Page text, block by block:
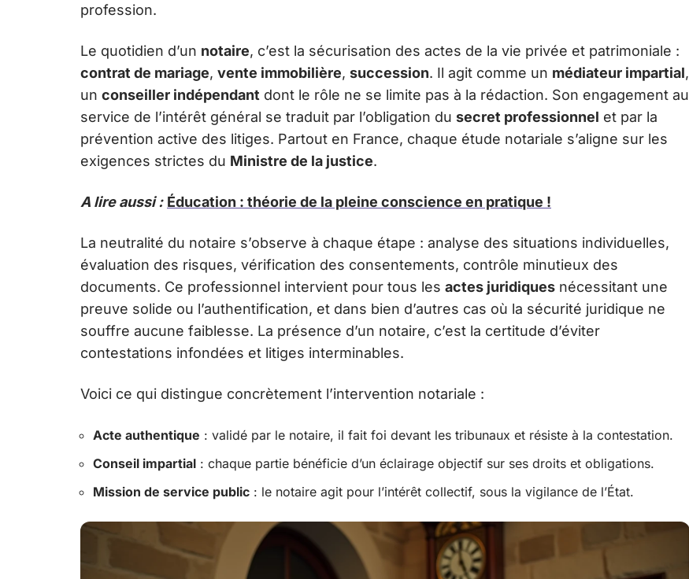
profession.
Le quotidien d’un notaire, c’est la sécurisation des actes de la vie privée et patrimoniale :
contrat de mariage, vente immobilière, succession. Il agit comme un médiateur impartial,
un conseiller indépendant dont le rôle ne se limite pas à la rédaction. Son engagement au
service de l’intérêt général se traduit par l’obligation du secret professionnel et par la
prévention active des litiges. Partout en France, chaque étude notariale s’aligne sur les
exigences strictes du Ministre de la justice.
A lire aussi : Éducation : théorie de la pleine conscience en pratique !
La neutralité du notaire s’observe à chaque étape : analyse des situations individuelles,
évaluation des risques, vérification des consentements, contrôle minutieux des
documents. Ce professionnel intervient pour tous les actes juridiques nécessitant une
preuve solide ou l’authentification, et dans bien d’autres cas où la sécurité juridique ne
souffre aucune faiblesse. La présence d’un notaire, c’est la certitude d’éviter
contestations infondées et litiges interminables.
Voici ce qui distingue concrètement l’intervention notariale :
Acte authentique : validé par le notaire, il fait foi devant les tribunaux et résiste à la contestation.
Conseil impartial : chaque partie bénéficie d’un éclairage objectif sur ses droits et obligations.
Mission de service public : le notaire agit pour l’intérêt collectif, sous la vigilance de l’État.